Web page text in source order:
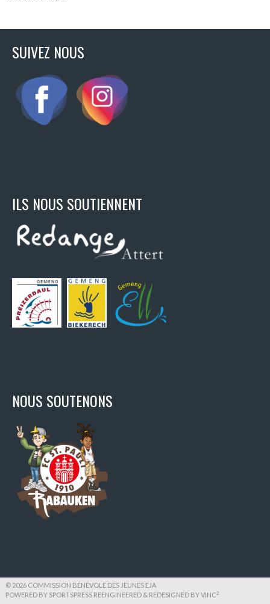
SUIVEZ NOUS
ILS NOUS SOUTIENNENT
NOUS SOUTENONS
© 2026 COMMISSION BÉNÉVOLE DES JEUNES EJA
POWERED BY SPORTSPRESS REENGINEERED & REDESIGNED BYVINC2